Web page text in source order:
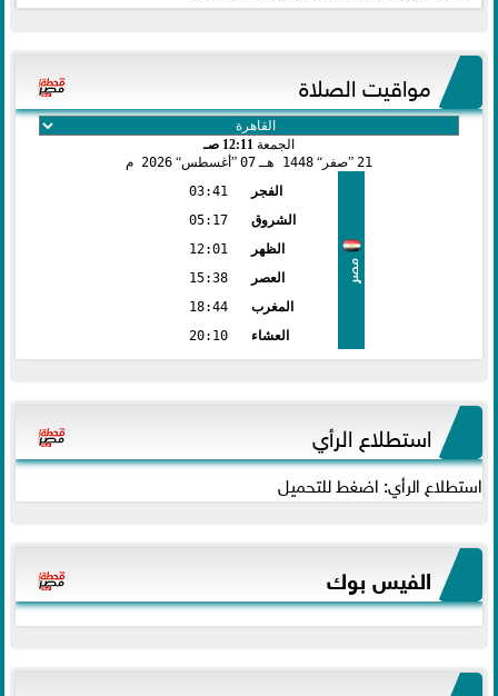
مواقيت الصلاة
الجمعة 12:11 صـ
21
صفر 1448 هـ 07 أغسطس 2026 م
مصر
الفجر
03:41
الشروق
05:17
الظهر
12:01
العصر
15:38
المغرب
18:44
العشاء
20:10
استطلاع الرأي
استطلاع الرأي: اضغط للتحميل
الفيس بوك